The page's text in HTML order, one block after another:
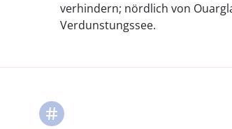
verhindern; nördlich von
Verdunstungssee.